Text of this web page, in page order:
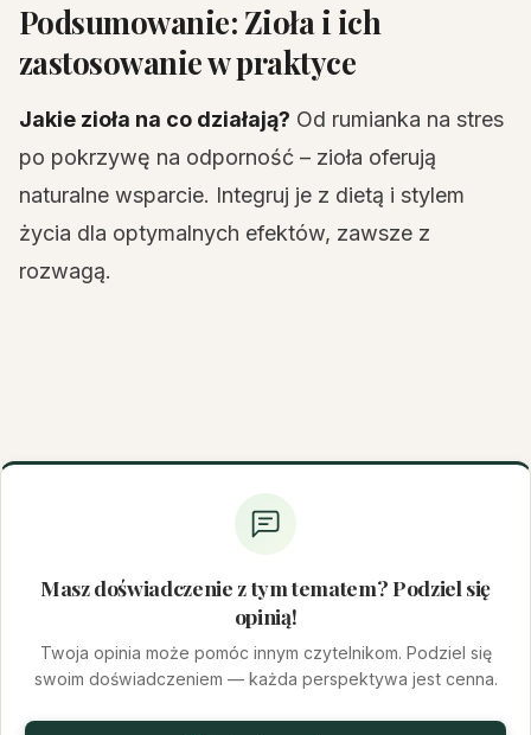
Podsumowanie: Zioła i ich
zastosowanie w praktyce
Jakie zioła na co działają? Od rumianka na stres
po pokrzywę na odporność – zioła oferują
naturalne wsparcie. Integruj je z dietą i stylem
życia dla optymalnych efektów, zawsze z
rozwagą.
Masz doświadczenie z tym tematem? Podziel się
opinią!
Twoja opinia może pomóc innym czytelnikom. Podziel się
swoim doświadczeniem — każda perspektywa jest cenna.